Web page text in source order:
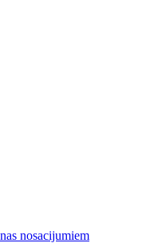
nosacijumiem